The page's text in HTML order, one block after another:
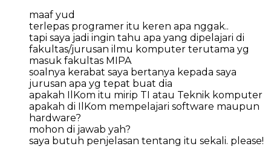
maaf yud
terlepas programer itu keren apa nggak..
tapi saya jadi ingin tahu apa yang dipelajari di
fakultas/jurusan ilmu komputer terutama yg
masuk fakultas MIPA
soalnya kerabat saya bertanya kepada saya
jurusan apa yg tepat buat dia
apakah IlKom itu mirip TI atau Teknik komputer
apakah di IlKom mempelajari software maupun
hardware?
mohon di jawab yah?
saya butuh penjelasan tentang itu sekali. please!